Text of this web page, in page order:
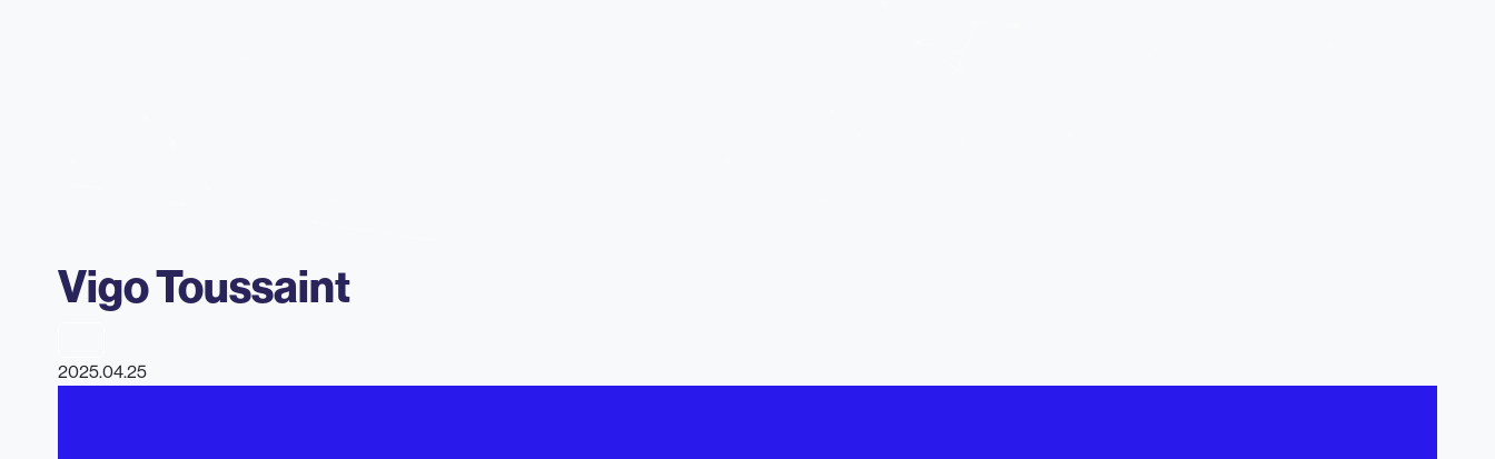
Vigo Toussaint
2025.04.25